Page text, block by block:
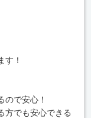
す！
ので安心！
方でも安心できる